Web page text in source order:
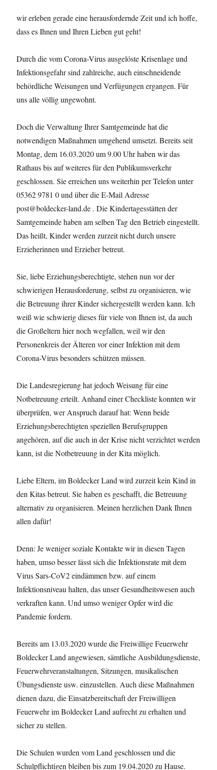
wir erleben gerade eine herausfordernde Zeit und ich hoffe,
dass es Ihnen und Ihren Lieben gut geht!
Durch die vom Corona-Virus ausgelöste Krisenlage und
Infektionsgefahr sind zahlreiche, auch einschneidende
behördliche Weisungen und Verfügungen ergangen. Für
uns alle völlig ungewohnt.
Doch die Verwaltung Ihrer Samtgemeinde hat die
notwendigen Maßnahmen umgehend umsetzt. Bereits seit
Montag, dem 16.03.2020 um 9.00 Uhr haben wir das
Rathaus bis auf weiteres für den Publikumsverkehr
geschlossen. Sie erreichen uns weiterhin per Telefon unter
05362 9781 0 und über die E-Mail Adresse
post@boldecker-land.de . Die Kindertagesstätten der
Samtgemeinde haben am selben Tag den Betrieb eingestellt.
Das heißt, Kinder werden zurzeit nicht durch unsere
Erzieherinnen und Erzieher betreut.
Sie, liebe Erziehungsberechtigte, stehen nun vor der
schwierigen Herausforderung, selbst zu organisieren, wie
die Betreuung ihrer Kinder sichergestellt werden kann. Ich
weiß wie schwierig dieses für viele von Ihnen ist, da auch
die Großeltern hier noch wegfallen, weil wir den
Personenkreis der Älteren vor einer Infektion mit dem
Corona-Virus besonders schützen müssen.
Die Landesregierung hat jedoch Weisung für eine
Notbetreuung erteilt. Anhand einer Checkliste konnten wir
überprüfen, wer Anspruch darauf hat: Wenn beide
Erziehungsberechtigten speziellen Berufsgruppen
angehören, auf die auch in der Krise nicht verzichtet werden
kann, ist die Notbetreuung in der Kita möglich.
Liebe Eltern, im Boldecker Land wird zurzeit kein Kind in
den Kitas betreut. Sie haben es geschafft, die Betreuung
alternativ zu organisieren. Meinen herzlichen Dank Ihnen
allen dafür!
Denn: Je weniger soziale Kontakte wir in diesen Tagen
haben, umso besser lässt sich die Infektionsrate mit dem
Virus Sars-CoV2 eindämmen bzw. auf einem
Infektionsniveau halten, das unser Gesundheitswesen auch
verkraften kann. Und umso weniger Opfer wird die
Pandemie fordern.
Bereits am 13.03.2020 wurde die Freiwillige Feuerwehr
Boldecker Land angewiesen, sämtliche Ausbildungsdienste,
Feuerwehrveranstaltungen, Sitzungen, musikalischen
Übungsdienste usw. einzustellen. Auch diese Maßnahmen
dienen dazu, die Einsatzbereitschaft der Freiwilligen
Feuerwehr im Boldecker Land aufrecht zu erhalten und
sicher zu stellen.
Die Schulen wurden vom Land geschlossen und die
Schulpflichtigen bleiben bis zum 19.04.2020 zu Hause.